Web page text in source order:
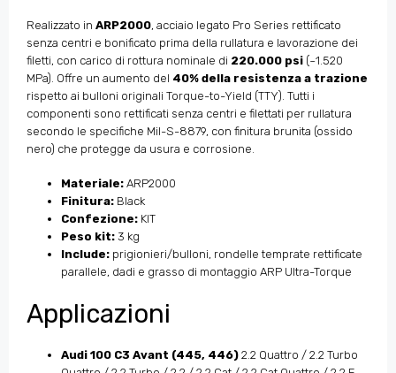
Realizzato in ARP2000, acciaio legato Pro Series rettificato
senza centri e bonificato prima della rullatura e lavorazione dei
filetti, con carico di rottura nominale di 220.000 psi (~1.520
MPa). Offre un aumento del 40% della resistenza a trazione
rispetto ai bulloni originali Torque-to-Yield (TTY). Tutti i
componenti sono rettificati senza centri e filettati per rullatura
secondo le specifiche Mil-S-8879, con finitura brunita (ossido
nero) che protegge da usura e corrosione.
Materiale: ARP2000
Finitura: Black
Confezione: KIT
Peso kit: 3 kg
Include: prigionieri/bulloni, rondelle temprate rettificate
parallele, dadi e grasso di montaggio ARP Ultra-Torque
Applicazioni
Audi 100 C3 Avant (445, 446) 2.2 Quattro / 2.2 Turbo